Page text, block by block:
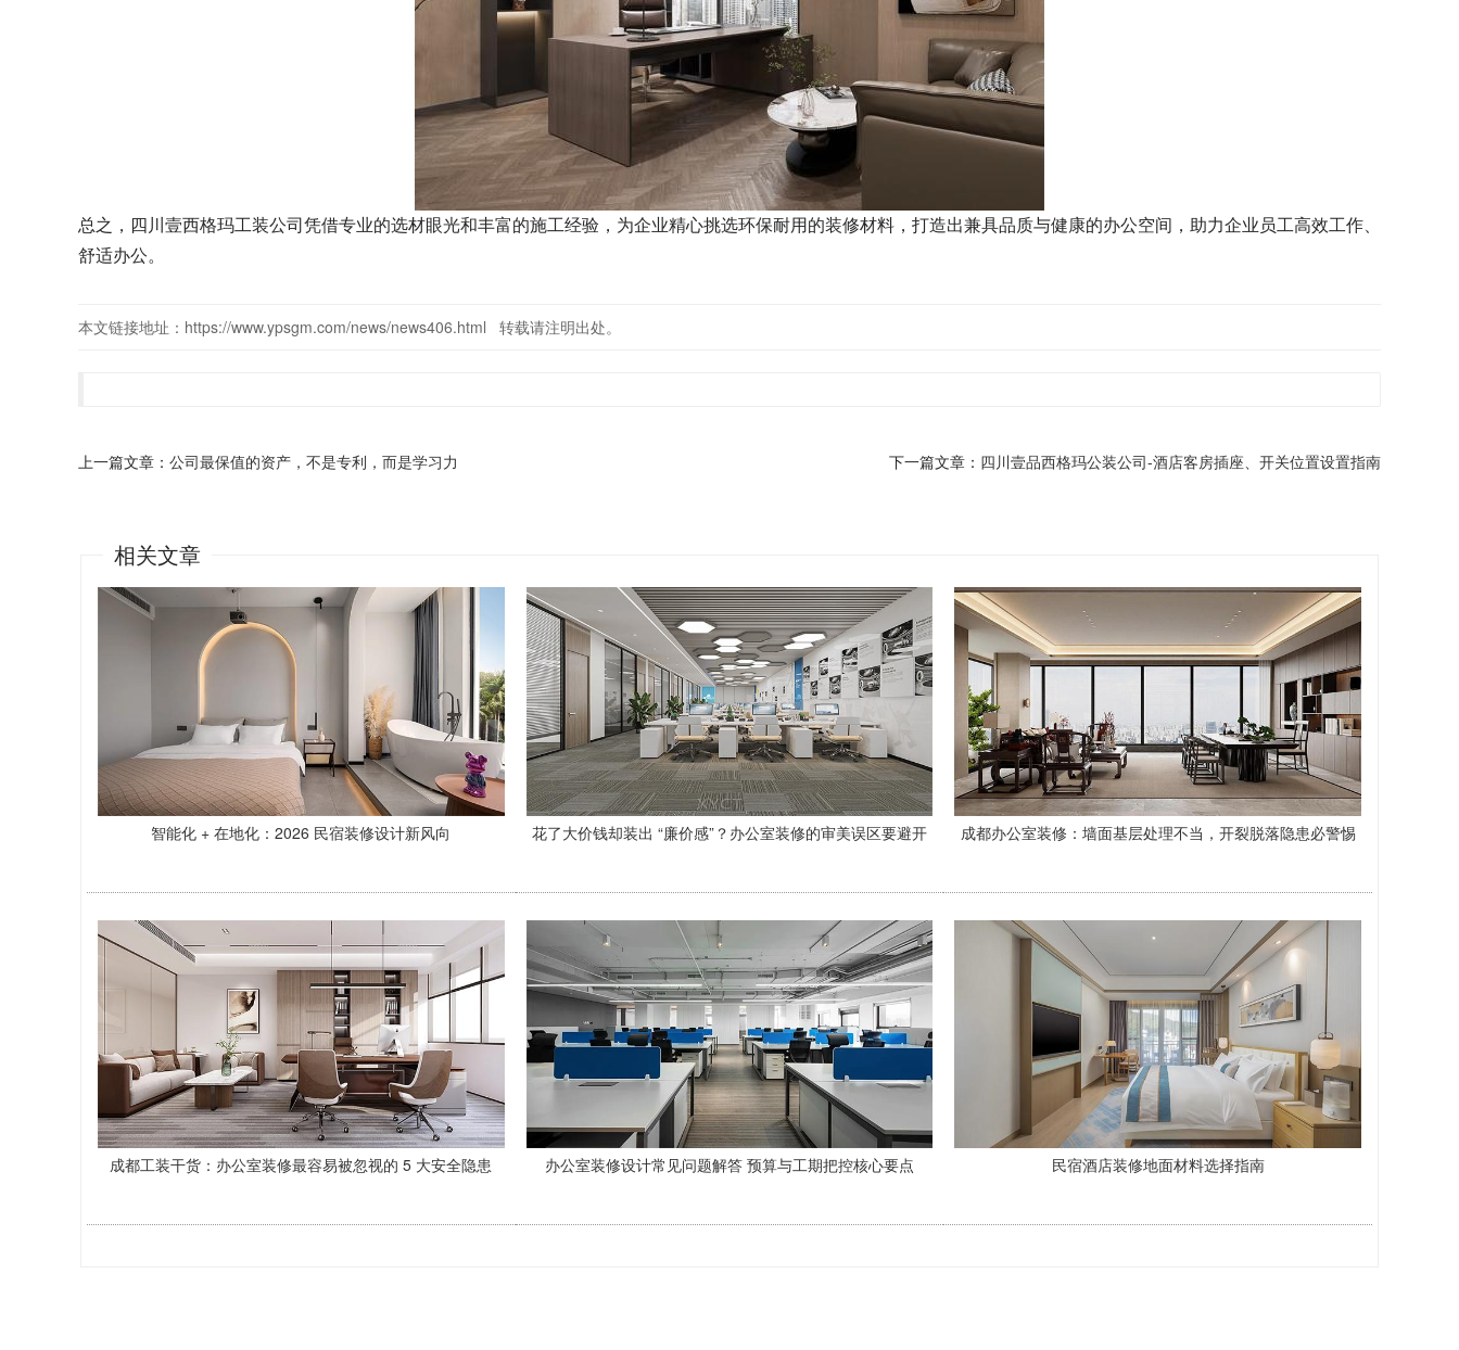
总之 ， 四川壹西格玛工装公司凭借专业的选材眼光和丰富的施工经验，为企业精心挑选环保耐用的装修材料，打造出兼具品质与健康的办公空间，助力企业员工高效工作、
舒适办公。
本文链接地址：https://www.ypsgm.com/news/news406.html 转载请注明出处。
上一篇文章： 公司最保值的资产，不是专利，而是学习力 下一篇文章： 四川壹品西格玛公装公司-酒店客房插座、开关位置设置指南
相关文章
智能化 + 在地化：2026 民宿装修设计新风向 花了大价钱却装出 “廉价感”？办公室装修的审美误区要避开 成都办公室装修：墙面基层处理不当，开裂脱落隐患必警惕
成都工装干货：办公室装修最容易被忽视的 5 大安全隐患 办公室装修设计常见问题解答 预算与工期把控核心要点 民宿酒店装修地面材料选择指南